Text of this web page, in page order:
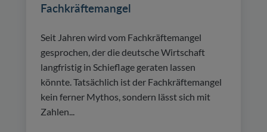
Fachkräftemangel
Seit Jahren wird vom Fachkräftemangel
gesprochen, der die deutsche Wirtschaft
langfristig in Schieflage geraten lassen
könnte. Tatsächlich ist der Fachkräftemangel
kein ferner Mythos, sondern lässt sich mit
Zahlen...